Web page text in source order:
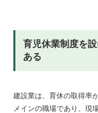
育児休業制度を
ある
建設業は、育休の取得率
メインの職場であり、現